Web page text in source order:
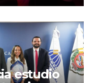
estudio